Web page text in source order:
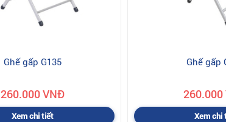
Ghế gấp G135
260.000 VNĐ
Xem chi tiết
Ghế gấp
260.000
Xem chi